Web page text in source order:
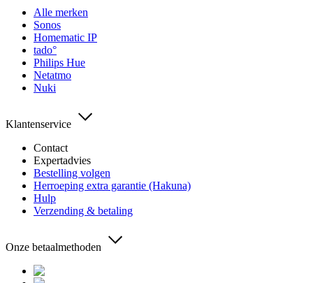
Alle merken
Sonos
Homematic IP
tado°
Philips Hue
Netatmo
Nuki
Klantenservice
Contact
Expertadvies
Bestelling volgen
Herroeping extra garantie (Hakuna)
Hulp
Verzending & betaling
Onze betaalmethoden